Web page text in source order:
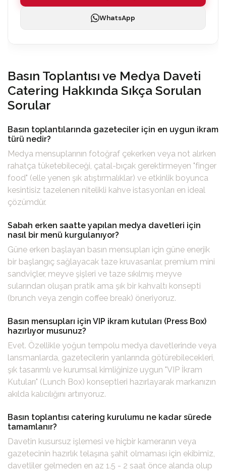
WhatsApp
Basın Toplantısı ve Medya Daveti
Catering Hakkında Sıkça Sorulan
Sorular
Basın toplantılarında gazeteciler için en uygun ikram
türü nedir?
Medya mensuplarının fotoğraf çekerken veya not alırken
rahatça tüketebileceği, çatal-bıçak gerektirmeyen "finger
food" (elle yenen şık atıştırmalıklar) ve etkinlik boyunca
kesintisiz tazelenen nitelikli kahve istasyonları en ideal
çözümdür.
Sabah erken saatte yapılan medya davetleri için
nasıl bir menü kurgulanıyor?
Güne erken başlayan basın mensupları için güne enerjik
bir başlangıç sağlayacak taze kruvasanlar, premium mini
sandviçler, meyve şişleri ve taze sıkılmış meyve
sularından oluşan pratik ama şık bir kahvaltı konsepti
(brunch veya zengin coffee break) öneriyoruz.
Basın mensupları için VIP ikram kutuları (Press Box)
hazırlıyor musunuz?
Evet. Özellikle yoğun tempolu medya davetlerinde veya
lansmanlarda, gazetecilerin yanlarında götürebilecekleri,
şık tasarımlı ve kurumsal kimliğinize uygun "VIP İkram
Kutuları" (Lunch Box) konseptleri hazırlayarak markanızın
akılda kalıcılığını artırıyoruz.
Basın toplantısı catering kurulumu ne kadar sürede
tamamlanır?
Davetin kusursuz işlemesi ve hiçbir kameranın veya
gazetecinin hazırlık telaşına şahit olmaması için ekibimiz,
davetliler gelmeden en az 1.5 - 2 saat önce alanda olup